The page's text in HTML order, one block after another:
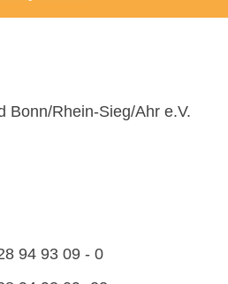
Bonn/Rhein-Sieg/Ahr e.V.
94 93 09 - 0